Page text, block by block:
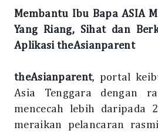
Membantu Ibu Bapa ASIA
Yang Riang, Sihat dan
Aplikasi theAsianparent
theAsianparent, portal
Asia Tenggara dengan
mencecah lebih daripada
meraikan pelancaran